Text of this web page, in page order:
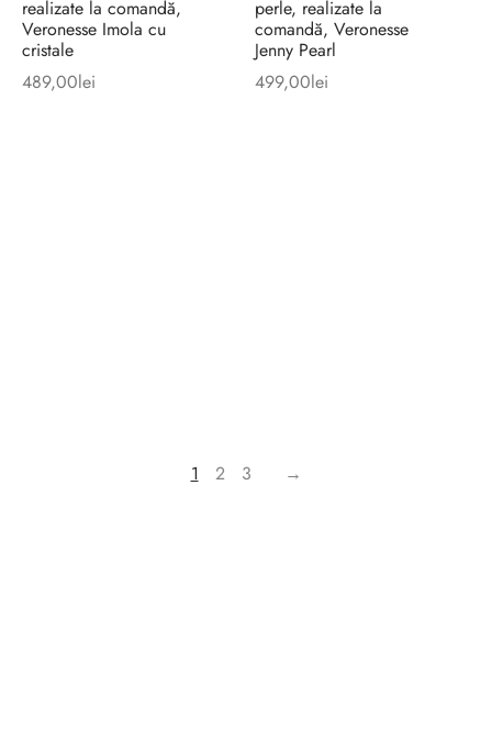
realizate la comandă,
Veronesse Imola cu
cristale
489,00lei
perle, realizate la
comandă, Veronesse
Jenny Pearl
499,00lei
1 2 3 →